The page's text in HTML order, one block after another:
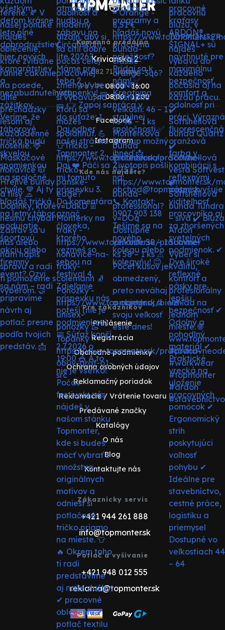
Kamenná predajňa
Krivianska 2
082 71 Lipany
Po - Pi:
So:
08:00 - 16:00
08:00 - 12:00
Facebook
Instagram
Kde nás nájdete?
Pre zákazníkov
Prihlásenie
Registrácia
Obchodné podmienky
Ochrana osobných údajov
Reklamačný poriadok
Reklamácie / Vrátenie tovaru
Predávané značky
Katalógy
O nás
Blog
Kontaktujte nás
Zákaznícky servis
+421 944 261 888
info@topmonter.sk
Potlač a vyšívanie
+421 948 012 555
reklama@topmonter.sk